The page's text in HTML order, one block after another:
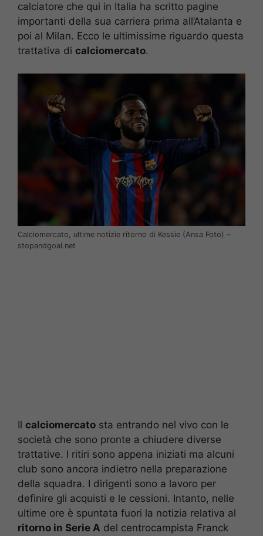
calciatore che qui in Italia ha scritto pagine
importanti della sua carriera prima all’Atalanta e
poi al Milan. Ecco le ultimissime riguardo questa
trattativa di calciomercato.
Calciomercato, ultime notizie ritorno di Kessie (Ansa Foto) –
stopandgoal.net
Il calciomercato sta entrando nel vivo con le
società che sono pronte a chiudere diverse
trattative. I ritiri sono appena iniziati ma alcuni
club sono ancora indietro nella preparazione
della squadra. I dirigenti sono a lavoro per
definire gli acquisti e le cessioni. Intanto, nelle
ultime ore è spuntata fuori la notizia relativa al
ritorno in Serie A del centrocampista Franck